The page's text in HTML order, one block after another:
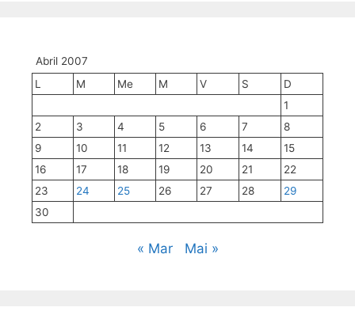
Abril 2007
L
M Me M V S
D
1
2
3 4 5 6 7
8
9
10 11 12 13 14
15
16
17 18 19 20 21
22
23
24 25 26 27 28
29
30
« Mar Mai »